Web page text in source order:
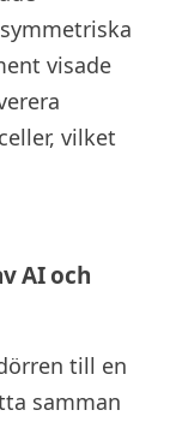
visade
vilket
AI och
till en
samman